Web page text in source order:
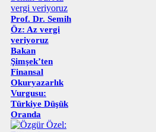
Prof. Dr. Semih
Öz: Az vergi
veriyoruz
Bakan
Şimşek’ten
Finansal
Okuryazarlık
Vurgusu:
Türkiye Düşük
Oranda